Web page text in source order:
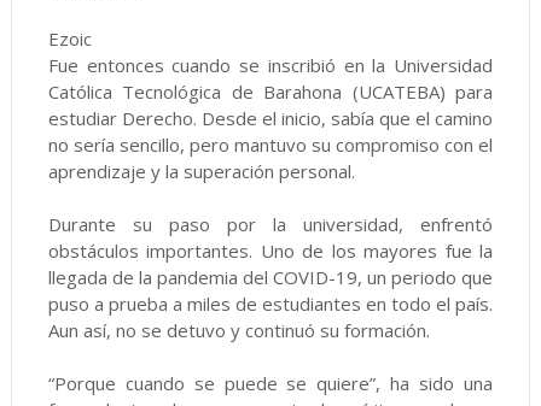
Ezoic
Fue entonces cuando se inscribió en la Universidad
Católica Tecnológica de Barahona (UCATEBA) para
estudiar Derecho. Desde el inicio, sabía que el camino
no sería sencillo, pero mantuvo su compromiso con el
aprendizaje y la superación personal.
Durante su paso por la universidad, enfrentó
obstáculos importantes. Uno de los mayores fue la
llegada de la pandemia del COVID-19, un periodo que
puso a prueba a miles de estudiantes en todo el país.
Aun así, no se detuvo y continuó su formación.
“Porque cuando se puede se quiere”, ha sido una